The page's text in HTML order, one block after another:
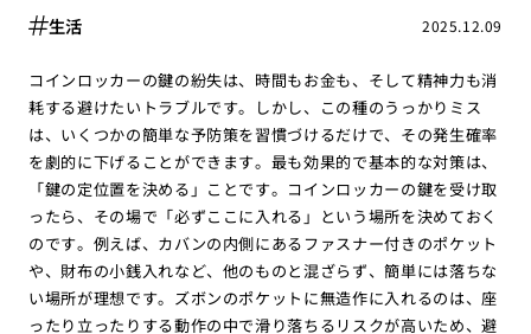
2025.12.09
生活
コインロッカーの鍵の紛失は、時間もお金も、そして精神力も消
耗する避けたいトラブルです。しかし、この種のうっかりミス
は、いくつかの簡単な予防策を習慣づけるだけで、その発生確率
を劇的に下げることができます。最も効果的で基本的な対策は、
「鍵の定位置を決める」ことです。コインロッカーの鍵を受け取
ったら、その場で「必ずここに入れる」という場所を決めておく
のです。例えば、カバンの内側にあるファスナー付きのポケット
や、財布の小銭入れなど、他のものと混ざらず、簡単には落ちな
い場所が理想です。ズボンのポケットに無造作に入れるのは、座
ったり立ったりする動作の中で滑り落ちるリスクが高いため、避